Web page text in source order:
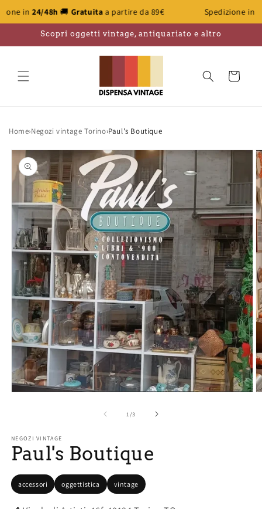
48h 🚚Gratuitaa partire da 89€ Spedizione in24/48h 🚚
direttamente
ai contenuti
Scopri oggetti vintage, antiquariato e altro
Carrello
Home›Negozi vintage Torino›Paul's Boutique
Passa alle
informazioni
sul prodotto
finestra
modale
1 /su
3
NEGOZI VINTAGE
Paul's Boutique
accessori oggettistica vintage